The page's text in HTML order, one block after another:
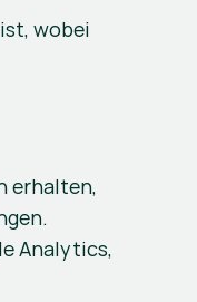
wobei
erhalten,
Analytics,